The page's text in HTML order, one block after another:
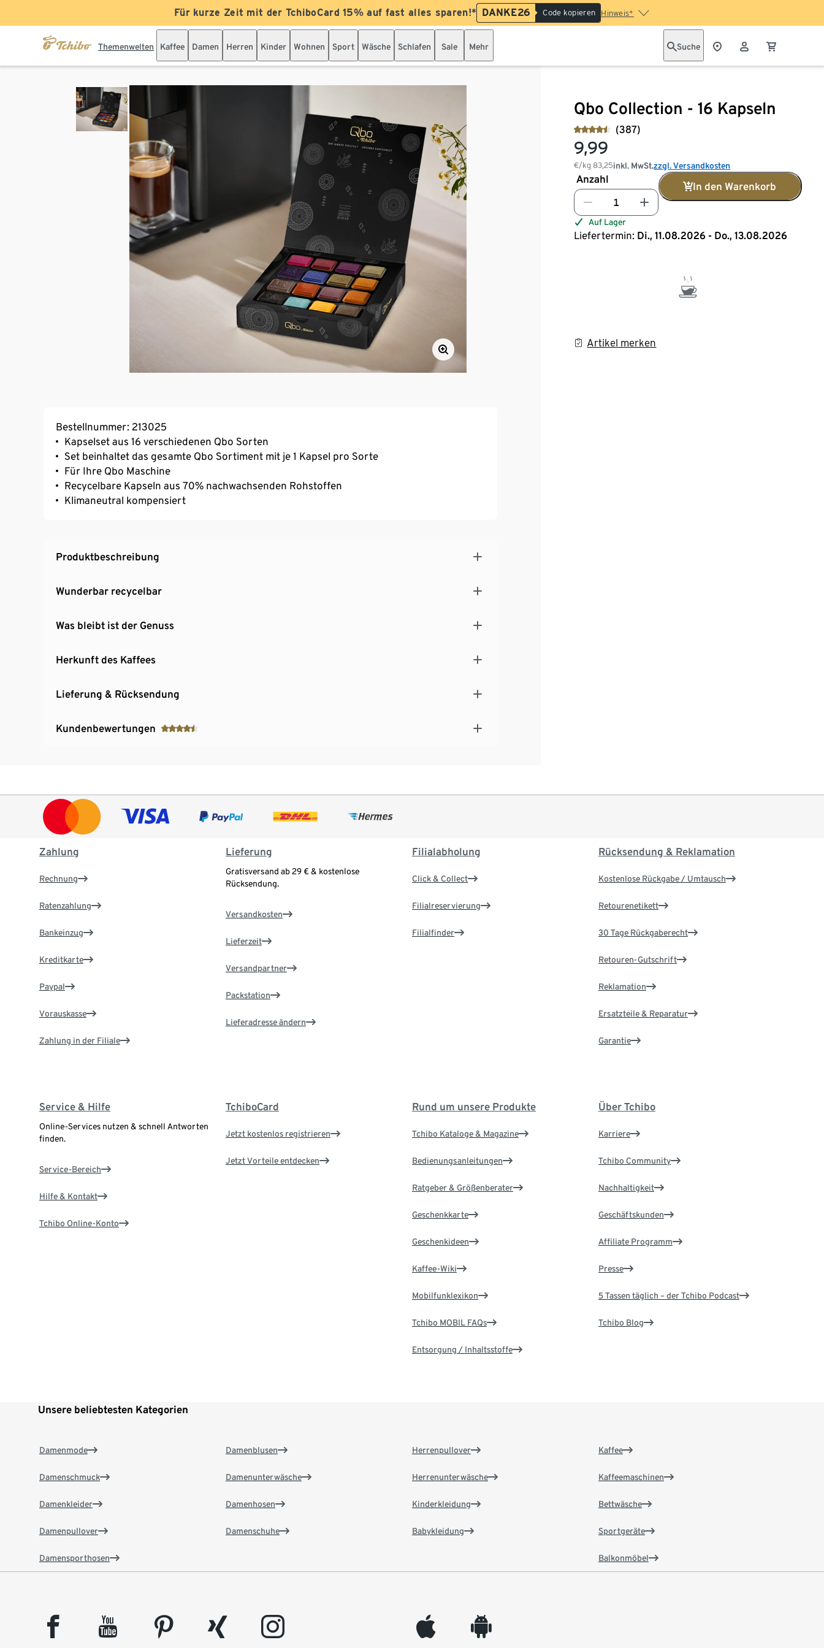
Für kurze Zeit mit der TchiboCard 15% auf fast alles sparen!* DANKE26 Code kopieren Hinweis*
Themenwelten Kaffee Damen Herren Kinder Wohnen Sport Wäsche Schlafen Sale Mehr Suche
Qbo Collection - 16 Kapseln
(387)
9,99
€/kg83,25inkl. MwSt.zzgl. Versandkosten
Anzahl
In den Warenkorb
Auf Lager
Liefertermin: Di., 11.08.2026 - Do., 13.08.2026
Artikel merken
Bestellnummer: 213025
Kapselset aus 16 verschiedenen Qbo Sorten
Set beinhaltet das gesamte Qbo Sortiment mit je 1 Kapsel pro Sorte
Für Ihre Qbo Maschine
Recycelbare Kapseln aus 70% nachwachsenden Rohstoffen
Klimaneutral kompensiert
Produktbeschreibung
Wunderbar recycelbar​
Was bleibt ist der Genuss
Herkunft des Kaffees
Lieferung & Rücksendung
Kundenbewertungen
Zahlung
Rechnung
Ratenzahlung
Bankeinzug
Kreditkarte
Paypal
Vorauskasse
Zahlung in der Filiale
Lieferung
Gratisversand ab 29 € & kostenlose
Rücksendung.
Versandkosten
Lieferzeit
Versandpartner
Packstation
Lieferadresse ändern
Filialabholung
Click & Collect
Filialreservierung
Filialfinder
Rücksendung & Reklamation
Kostenlose Rückgabe / Umtausch
Retourenetikett
30 Tage Rückgaberecht
Retouren-Gutschrift
Reklamation
Ersatzteile & Reparatur
Garantie
Service & Hilfe
Online-Services nutzen & schnell Antworten
finden.
Service-Bereich
Hilfe & Kontakt
Tchibo Online-Konto
TchiboCard
Jetzt kostenlos registrieren
Jetzt Vorteile entdecken
Rund um unsere Produkte
Tchibo Kataloge & Magazine
Bedienungsanleitungen
Ratgeber & Größenberater
Geschenkkarte
Geschenkideen
Kaffee-Wiki
Mobilfunklexikon
Tchibo MOBIL FAQs
Entsorgung / Inhaltsstoffe
Über Tchibo
Karriere
Tchibo Community
Nachhaltigkeit
Geschäftskunden
Affiliate Programm
Presse
5 Tassen täglich – der Tchibo Podcast
Tchibo Blog
Unsere beliebtesten Kategorien
Damenmode
Damenschmuck
Damenkleider
Damenpullover
Damensporthosen
Damenblusen
Damenunterwäsche
Damenhosen
Damenschuhe
Herrenpullover
Herrenunterwäsche
Kinderkleidung
Babykleidung
Kaffee
Kaffeemaschinen
Bettwäsche
Sportgeräte
Balkonmöbel
facebook youtube pinterest xing instagram appleinc android